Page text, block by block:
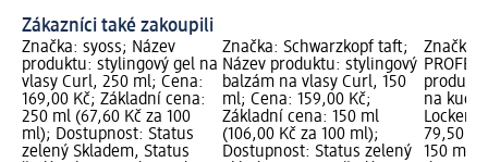
Zákazníci také zakoupili
Značka: syoss; Název
produktu: stylingový gel na
vlasy Curl, 250 ml; Cena:
169,00 Kč; Základní cena:
250 ml (67,60 Kč za 100
ml); Dostupnost: Status
zelený Skladem, Status
Značka: Schwarzkopf taft;
Název produktu: stylingový
balzám na vlasy Curl, 150
ml; Cena: 159,00 Kč;
Základní cena: 150 ml
(106,00 Kč za 100 ml);
Dostupnost: Status zelený
Značka:
na
Locken,
79,50
150 ml